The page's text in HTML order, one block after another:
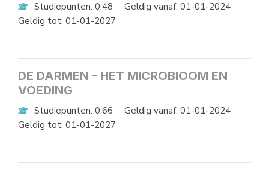
Studiepunten: 0.48
Geldig vanaf: 01-01-2024
Geldig tot: 01-01-2027
DE DARMEN - HET MICROBIOOM EN
VOEDING
Studiepunten: 0.66
Geldig vanaf: 01-01-2024
Geldig tot: 01-01-2027